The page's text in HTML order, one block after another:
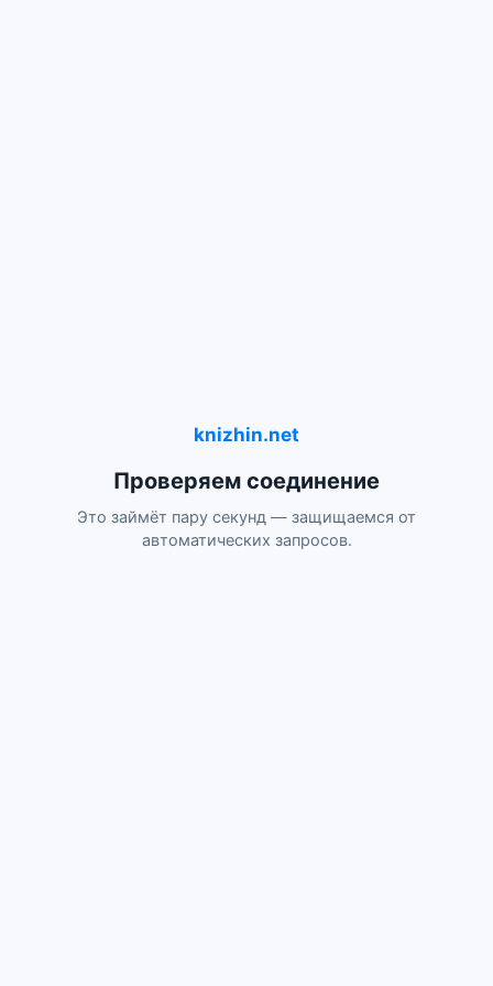
knizhin.net
Проверяем соединение
Это займёт пару секунд — защищаемся от
автоматических запросов.